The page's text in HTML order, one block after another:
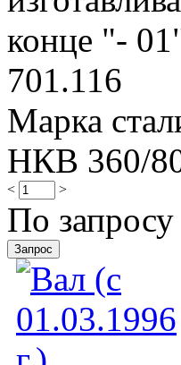
конце "-
701.116
Марка
НКВ 360/
< >
По запросу